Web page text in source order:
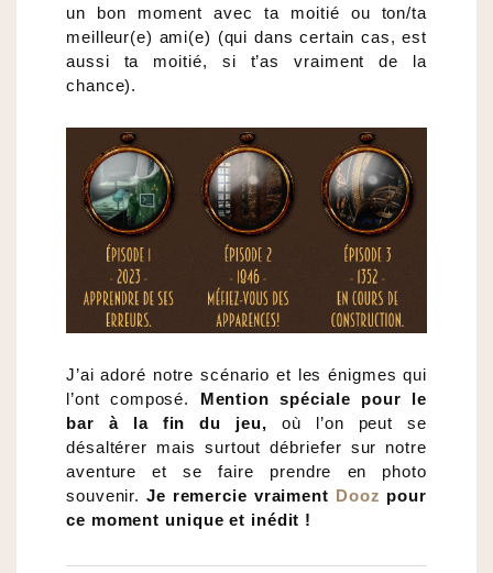
un bon moment avec ta moitié ou ton/ta
meilleur(e) ami(e) (qui dans certain cas, est
aussi ta moitié, si t’as vraiment de la
chance).
J’ai adoré notre scénario et les énigmes qui
l’ont composé. Mention spéciale pour le
bar à la fin du jeu, où l’on peut se
désaltérer mais surtout débriefer sur notre
aventure et se faire prendre en photo
souvenir. Je remercie vraiment Dooz pour
ce moment unique et inédit !